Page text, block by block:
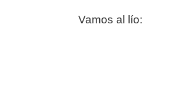
Vamos al lío: